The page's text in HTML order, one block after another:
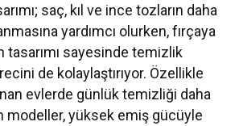
saç, kıl ve ince tozların daha
yardımcı olurken, fırçaya
tasarımı sayesinde temizlik
de kolaylaştırıyor. Özellikle
evlerde günlük temizliği daha
modeller, yüksek emiş gücüyle